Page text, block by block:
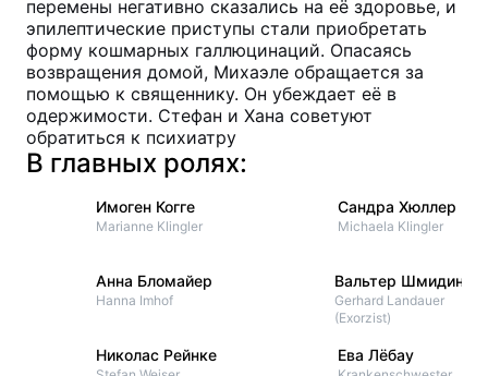
перемены негативно сказались на её здоровье, и
эпилептические приступы стали приобретать
форму кошмарных галлюцинаций. Опасаясь
возвращения домой, Михаэле обращается за
помощью к священнику. Он убеждает её в
одержимости. Стефан и Хана советуют
обратиться к психиатру
В главных ролях:
Имоген Когге
Marianne Klingler
Анна Бломайер
Hanna Imhof
Николас Рейнке
Сандра Хюллер
Michaela Klingler
Вальтер
Gerhard Landauer
(Exorzist)
Ева Лёбау